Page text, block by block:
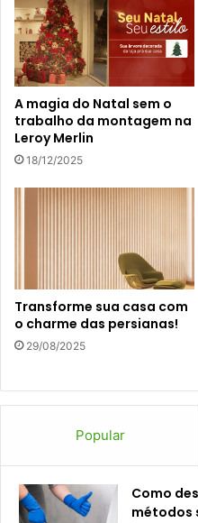
A magia do Natal sem o
trabalho da montagem na
Leroy Merlin
18/12/2025
Transforme sua casa com
o charme das persianas!
29/08/2025
Popular
Como
métodos